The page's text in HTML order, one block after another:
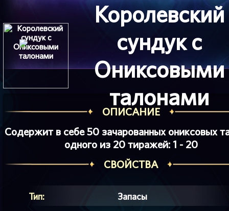
Королевский
сундук с
Ониксовыми
талонами
ОПИСАНИЕ
Содержит в себе 50 зачарованных ониксовых
одного из 20 тиражей: 1 - 20
СВОЙСТВА
Тип:
Запасы